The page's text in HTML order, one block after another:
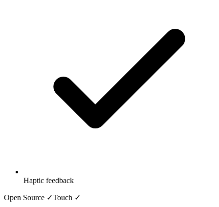
Haptic feedback
Open Source ✓Touch ✓